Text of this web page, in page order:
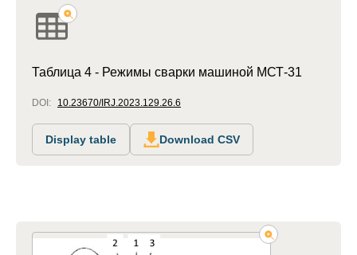
Таблица 4 - Режимы сварки машиной МСТ-31
DOI: 10.23670/IRJ.2023.129.26.6
Display table Download CSV